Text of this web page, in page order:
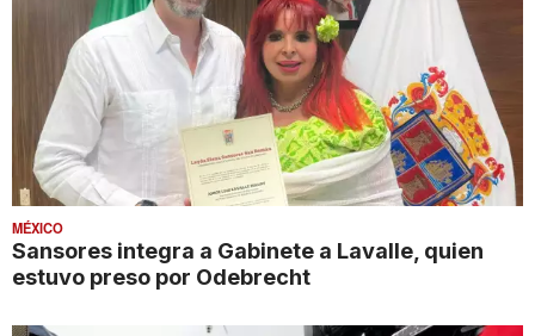
MÉXICO
Sansores integra a Gabinete a Lavalle, quien
estuvo preso por Odebrecht